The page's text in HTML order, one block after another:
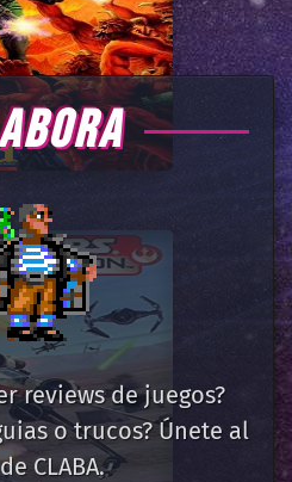
reviews de juegos?
o trucos? Únete al
CLABA.